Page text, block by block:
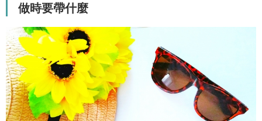
做時要帶什麼